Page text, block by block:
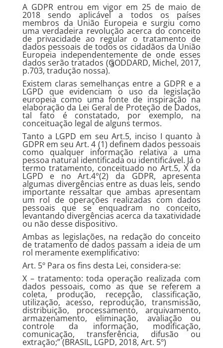
A GDPR entrou em vigor em 25 de maio de
2018 sendo aplicável a todos os países
membros da União Europeia e surgiu como
uma verdadeira revolução acerca do conceito
de privacidade ao regular o tratamento de
dados pessoais de todos os cidadãos da União
Europeia independentemente de onde esses
dados serão tratados (GODDARD, Michel, 2017,
p.703, tradução nossa).
3
Existem claras semelhanças entre a GDPR e a
LGPD que evidenciam o uso da legislação
europeia como uma fonte de inspiração na
elaboração da Lei Geral de Proteção de Dados,
tal fato é constatado, por exemplo, na
conceituação legal de alguns termos.
Tanto a LGPD em seu Art.5, inciso I quanto à
GDPR em seu Art. 4 (1) definem dados pessoais
como qualquer informação relativa a uma
pessoa natural identificada ou identificável. Já o
termo tratamento, conceituado no Art.5, X da
LGPD e no Art.4°(2) da GDPR, apresenta
algumas divergências entre as duas leis, sendo
importante ressaltar que ambas apresentam
um rol de operações realizadas com dados
pessoais que se enquadram no conceito,
levantando divergências acerca da taxatividade
ou não desse dispositivo.
Ambas as legislações, na redação do conceito
de tratamento de dados passam a ideia de um
rol meramente exemplificativo:
Art. 5º Para os fins desta Lei, considera-se:
X – tratamento: toda operação realizada com
dados pessoais, como as que se referem a
coleta, produção, recepção, classificação,
utilização, acesso, reprodução, transmissão,
distribuição, processamento, arquivamento,
armazenamento, eliminação, avaliação ou
controle da informação, modificação,
comunicação, transferência, difusão ou
extração;” (BRASIL, LGPD, 2018, Art. 5º)